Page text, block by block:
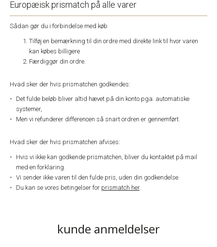
Europæisk prismatch på alle varer
Sådan gør du i forbindelse med køb
Tilføj en bemærkning til din ordre med direkte link til hvor varen
kan købes billigere
Færdiggør din ordre.
Hvad sker der hvis prismatchen godkendes:
Det fulde beløb bliver altid hævet på din konto pga. automatiske
systemer,
Men vi refunderer differencen så snart ordren er gennemført.
Hvad sker der hvis prismatchen afvises:
Hvis vi ikke kan godkende prismatchen, bliver du kontaktet på mail
med en forklaring.
Vi sender ikke varen til den fulde pris, uden din godkendelse.
Du kan se vores betingelser for prismatch her.
kunde anmeldelser